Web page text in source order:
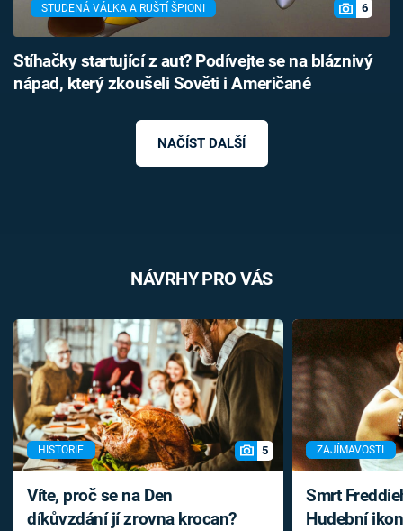
STUDENÁ VÁLKA A RUŠTÍ ŠPIONI 6
Stíhačky startující z aut? Podívejte se na bláznivý
nápad, který zkoušeli Sověti i Američané
NAČÍST DALŠÍ
NÁVRHY PRO VÁS
HISTORIE 5
Víte, proč se na Den
díkůvzdání jí zrovna krocan?
ZAJÍMAVOSTI
Smrt
Hudební